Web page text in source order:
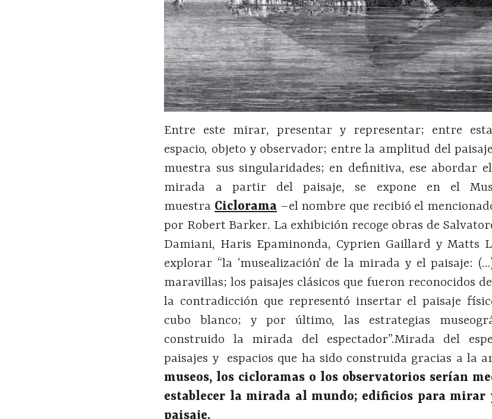
Entre este mirar, presentar y representar; entre
espacio, objeto y observador; entre la amplitud del
muestra sus singularidades; en definitiva, ese abordar
mirada a partir del paisaje, se expone en el
muestra Ciclorama –el nombre que recibió el
por Robert Barker. La exhibición recoge obras de
Damiani, Haris Epaminonda, Cyprien Gaillard y Matts
explorar “la ‘musealización’ de la mirada y el paisaje:
maravillas; los paisajes clásicos que fueron reconocidos
la contradicción que representó insertar el paisaje
cubo blanco; y por último, las estrategias
construido la mirada del espectador”.Mirada del
paisajes y espacios que ha sido construida gracias a la
museos, los cicloramas o los observatorios serían
establecer la mirada al mundo; edificios para mirar